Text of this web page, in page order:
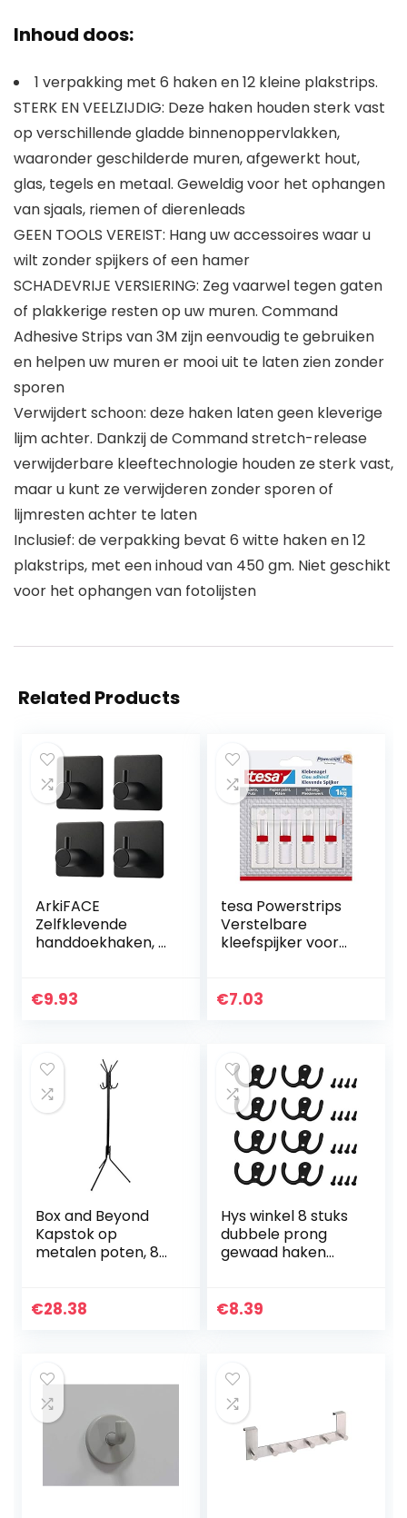
Inhoud doos:
1 verpakking met 6 haken en 12 kleine plakstrips.
STERK EN VEELZIJDIG: Deze haken houden sterk vast
op verschillende gladde binnenoppervlakken,
waaronder geschilderde muren, afgewerkt hout,
glas, tegels en metaal. Geweldig voor het ophangen
van sjaals, riemen of dierenleads
GEEN TOOLS VEREIST: Hang uw accessoires waar u
wilt zonder spijkers of een hamer
SCHADEVRIJE VERSIERING: Zeg vaarwel tegen gaten
of plakkerige resten op uw muren. Command
Adhesive Strips van 3M zijn eenvoudig te gebruiken
en helpen uw muren er mooi uit te laten zien zonder
sporen
Verwijdert schoon: deze haken laten geen kleverige
lijm achter. Dankzij de Command stretch-release
verwijderbare kleeftechnologie houden ze sterk vast,
maar u kunt ze verwijderen zonder sporen of
lijmresten achter te laten
Inclusief: de verpakking bevat 6 witte haken en 12
plakstrips, met een inhoud van 450 gm. Niet geschikt
voor het ophangen van fotolijsten
Related Products
ArkiFACE
Zelfklevende
handdoekhaken, 4
roestvrij staal
€9.93
tesa Powerstrips
Verstelbare
kleefspijker voor
zelfklevende nagel
€7.03
Box and Beyond
Kapstok op
metalen poten, 8
€28.38
Hys winkel 8 stuks
dubbele prong
gewaad haken
kapstokken met
€8.39